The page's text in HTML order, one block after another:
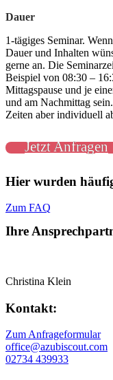
Dauer
1-tägiges Seminar.
Dauer und Inhalten
gerne an. Die
Beispiel von 08:30 –
Mittagspause und je
und am Nachmittag
Zeiten aber individuell
Jetzt Anfragen
Hier wurden
Zum FAQ
Ihre
Christina Klein
Kontakt:
Zum Anfrageformular
office@azubiscout.com
02734 439933